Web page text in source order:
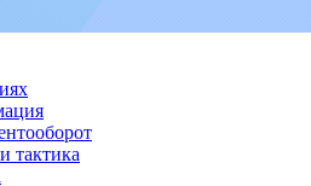
тактика